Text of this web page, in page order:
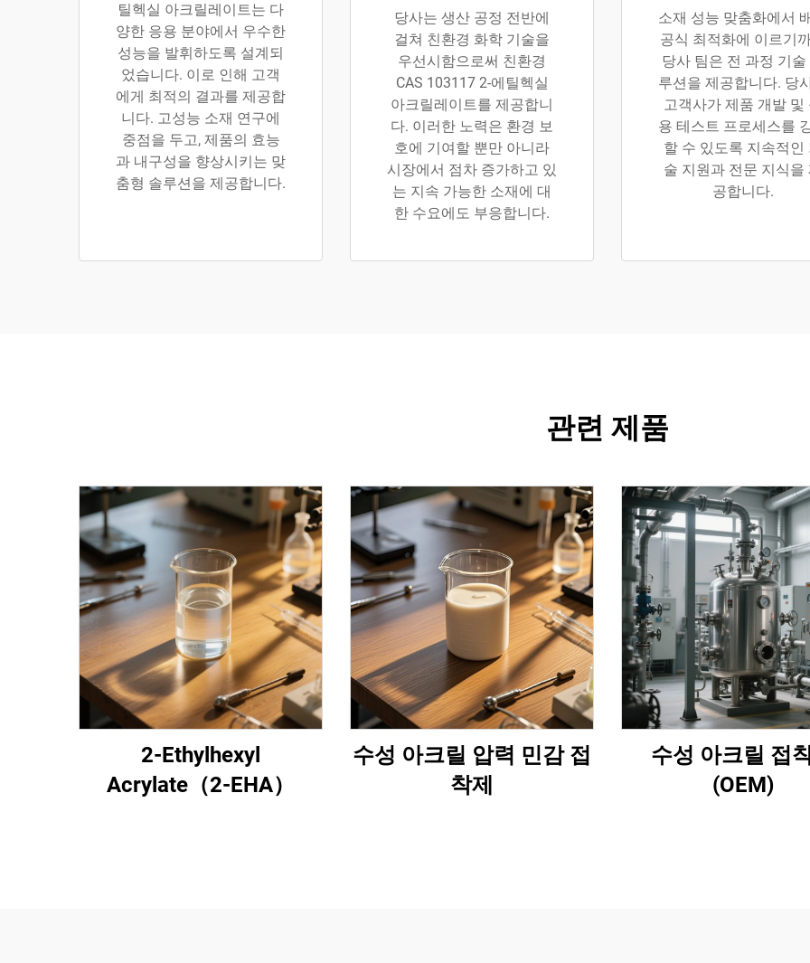
틸헥실 아크릴레이트는 다
양한 응용 분야에서 우수한
성능을 발휘하도록 설계되
었습니다. 이로 인해 고객
에게 최적의 결과를 제공합
니다. 고성능 소재 연구에
중점을 두고, 제품의 효능
과 내구성을 향상시키는 맞
춤형 솔루션을 제공합니다.
당사는 생산 공정 전반에
걸쳐 친환경 화학 기술을
우선시함으로써 친환경
CAS 103117 2-에틸헥실
아크릴레이트를 제공합니
다. 이러한 노력은 환경 보
호에 기여할 뿐만 아니라
시장에서 점차 증가하고 있
는 지속 가능한 소재에 대
한 수요에도 부응합니다.
소재 성능 맞춤화에서
공식 최적화에 이르기
당사 팀은 전 과정 기술
루션을 제공합니다. 당
고객사가 제품 개발 및
용 테스트 프로세스를
할 수 있도록 지속적인
술 지원과 전문 지식을
공합니다.
관련 제품
2-Ethylhexyl
Acrylate（2-EHA）
수성 아크릴 압력 민감 접
착제
수성 아크릴 접
(OEM)